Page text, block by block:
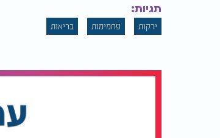
תגיות:
ירקות פחמימות בריאות